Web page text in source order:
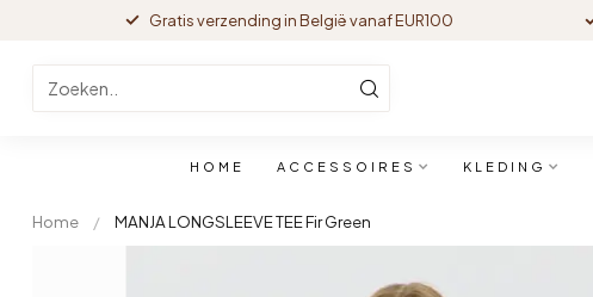
Gratis verzending in België vanaf EUR100
HOME ACCESSOIRES KLEDING
Home / MANJA LONGSLEEVE TEE Fir Green